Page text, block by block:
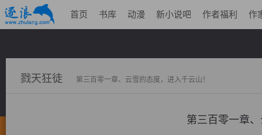
首页 书库 动漫 新小说吧 作者福利 作
戮天狂徒 第三百零一章、云雪的态度，进入千云山！
第三百零一章